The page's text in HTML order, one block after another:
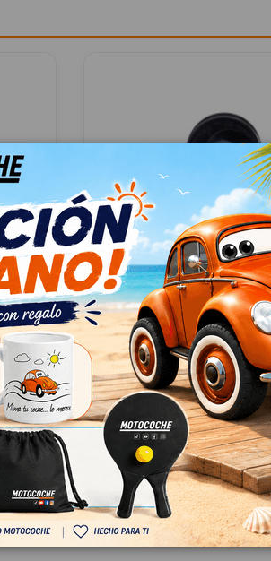
CLAXON 32328568
VOLVO XC60 BUSINESS PLUS
OEM:32328568
ID:1355682
18,00 € Sin IVA
21,78 € Con IVA